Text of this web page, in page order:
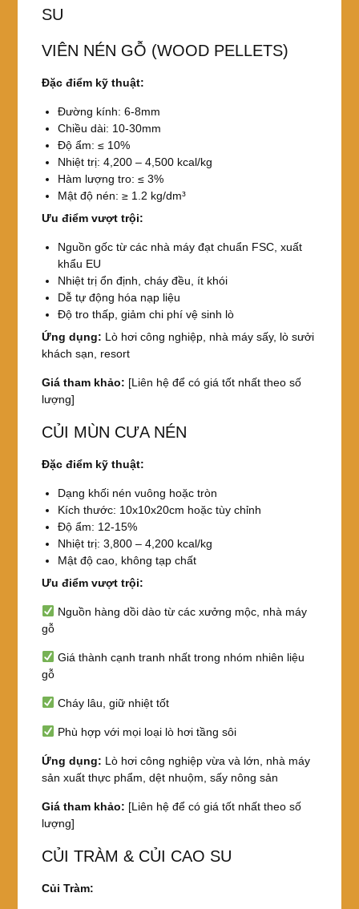
SU
VIÊN NÉN GỖ (WOOD PELLETS)
Đặc điểm kỹ thuật:
Đường kính: 6-8mm
Chiều dài: 10-30mm
Độ ẩm: ≤ 10%
Nhiệt trị: 4,200 – 4,500 kcal/kg
Hàm lượng tro: ≤ 3%
Mật độ nén: ≥ 1.2 kg/dm³
Ưu điểm vượt trội:
Nguồn gốc từ các nhà máy đạt chuẩn FSC, xuất
khẩu EU
Nhiệt trị ổn định, cháy đều, ít khói
Dễ tự động hóa nạp liệu
Độ tro thấp, giảm chi phí vệ sinh lò
Ứng dụng: Lò hơi công nghiệp, nhà máy sấy, lò sưởi
khách sạn, resort
Giá tham khảo: [Liên hệ để có giá tốt nhất theo số
lượng]
CỦI MÙN CƯA NÉN
Đặc điểm kỹ thuật:
Dạng khối nén vuông hoặc tròn
Kích thước: 10x10x20cm hoặc tùy chỉnh
Độ ẩm: 12-15%
Nhiệt trị: 3,800 – 4,200 kcal/kg
Mật độ cao, không tạp chất
Ưu điểm vượt trội:
Nguồn hàng dồi dào từ các xưởng mộc, nhà máy
gỗ
Giá thành cạnh tranh nhất trong nhóm nhiên liệu
gỗ
Cháy lâu, giữ nhiệt tốt
Phù hợp với mọi loại lò hơi tầng sôi
Ứng dụng: Lò hơi công nghiệp vừa và lớn, nhà máy
sản xuất thực phẩm, dệt nhuộm, sấy nông sản
Giá tham khảo: [Liên hệ để có giá tốt nhất theo số
lượng]
CỦI TRÀM & CỦI CAO SU
Củi Tràm: